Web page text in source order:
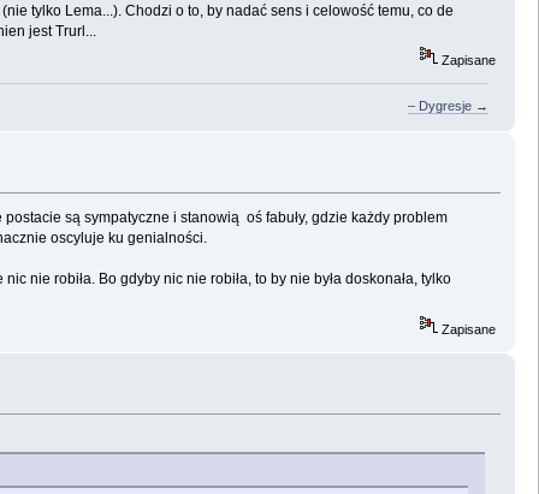
tylko Lema...). Chodzi o to, by nadać sens i celowość temu, co de
jest Trurl...
Zapisane
– Dygresje →
są sympatyczne i stanowią oś fabuły, gdzie każdy problem
oscyluje ku genialności.
nie robiła. Bo gdyby nic nie robiła, to by nie była doskonała, tylko
Zapisane